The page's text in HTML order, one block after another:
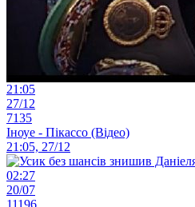
21:05
27/12
7135
Іноуе - Пікассо (Відео)
21:05, 27/12
02:27
20/07
11196